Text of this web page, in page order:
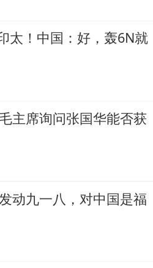
太！中国：好，轰6N就
主席询问张国华能否获
动九一八，对中国是福